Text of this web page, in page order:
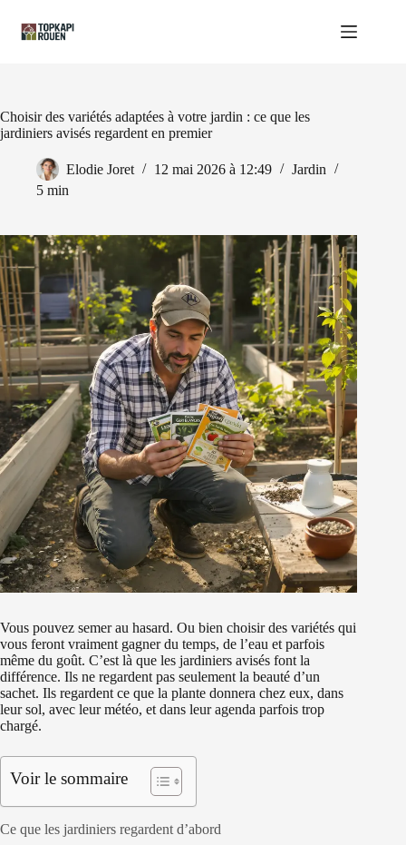
contenu
Choisir des variétés adaptées à votre jardin : ce que les
jardiniers avisés regardent en premier
Elodie Joret 12 mai 2026 à 12:49
Jardin
5 min
Vous pouvez semer au hasard. Ou bien choisir des variétés qui
vous feront vraiment gagner du temps, de l’eau et parfois
même du goût. C’est là que les jardiniers avisés font la
différence. Ils ne regardent pas seulement la beauté d’un
sachet. Ils regardent ce que la plante donnera chez eux, dans
leur sol, avec leur météo, et dans leur agenda parfois trop
chargé.
Voir le sommaire
Ce que les jardiniers regardent d’abord